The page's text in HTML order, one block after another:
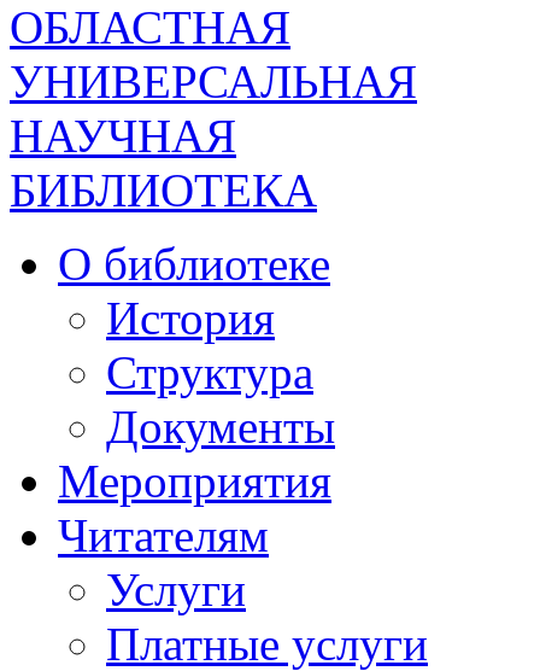
ОБЛАСТНАЯ
УНИВЕРСАЛЬНАЯ
НАУЧНАЯ
БИБЛИОТЕКА
О библиотеке
История
Структура
Документы
Мероприятия
Читателям
Услуги
Платные услуги